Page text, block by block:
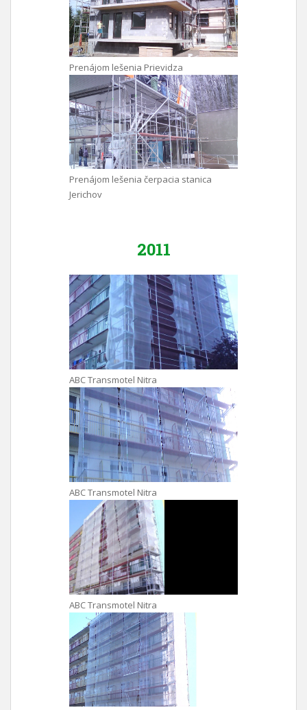
Prenájom lešenia Prievidza
Prenájom lešenia čerpacia stanica
Jerichov
2011
ABC Transmotel Nitra
ABC Transmotel Nitra
ABC Transmotel Nitra